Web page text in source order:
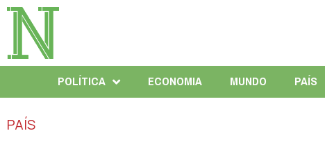
POLÍTICA ECONOMIA MUNDO PAÍS
PAÍS